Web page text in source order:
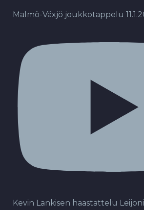
Malmö-Växjö joukkotappelu
Kevin Lankisen haastattelu